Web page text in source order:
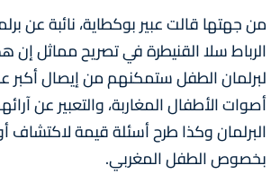
من جهتها قالت عبير بوكطاية، نائبة عن
الرباط سلا القنيطرة في تصريح مماثل إن
لبرلمان الطفل ستمكنهم من إيصال
أصوات الأطفال المغاربة، والتعبير عن
البرلمان وكذا طرح أسئلة قيمة لاكتشاف
بخصوص الطفل المغربي.